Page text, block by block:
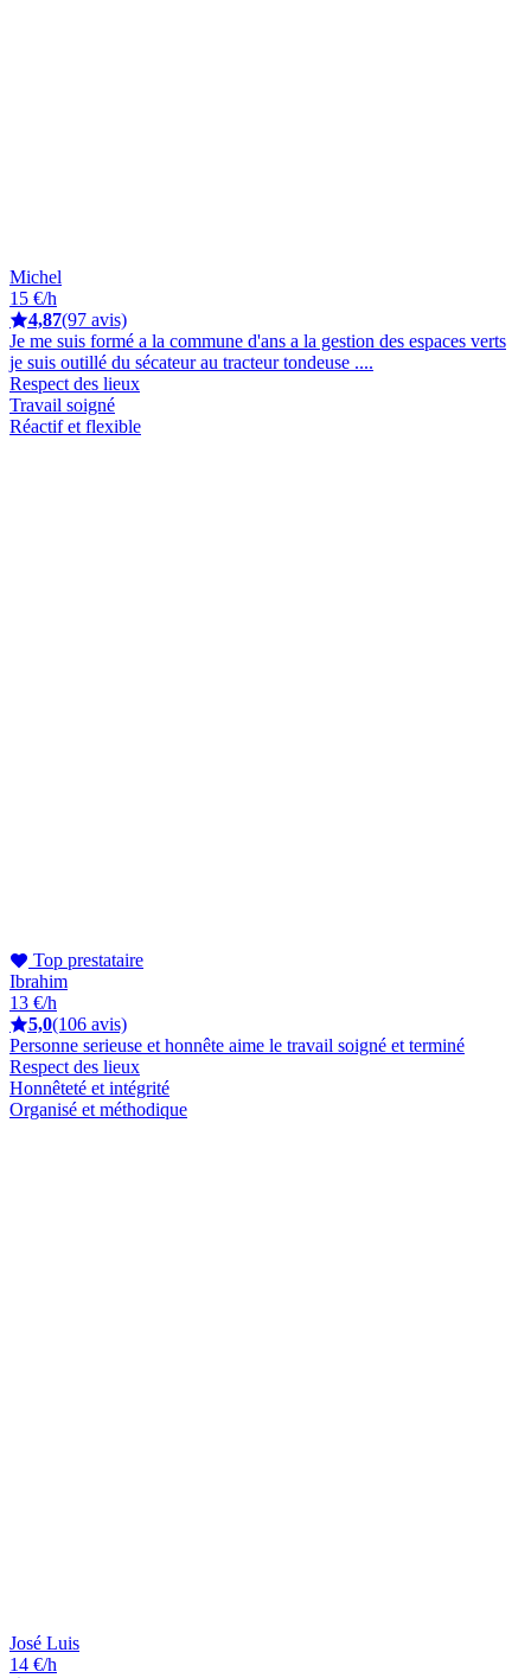
Michel
15 €/h
4,87(97 avis)
Je me suis formé a la commune d'ans a la gestion des espaces verts
je suis outillé du sécateur au tracteur tondeuse ....
Respect des lieux
Travail soigné
Réactif et flexible
Top prestataire
Ibrahim
13 €/h
5,0(106 avis)
Personne serieuse et honnête aime le travail soigné et terminé
Respect des lieux
Honnêteté et intégrité
Organisé et méthodique
José Luis
14 €/h